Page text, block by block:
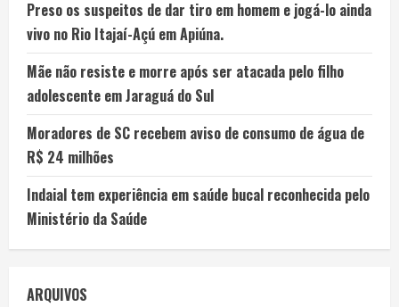
Preso os suspeitos de dar tiro em homem e jogá-lo ainda
vivo no Rio Itajaí-Açú em Apiúna.
Mãe não resiste e morre após ser atacada pelo filho
adolescente em Jaraguá do Sul
Moradores de SC recebem aviso de consumo de água de
R$ 24 milhões
Indaial tem experiência em saúde bucal reconhecida pelo
Ministério da Saúde
ARQUIVOS